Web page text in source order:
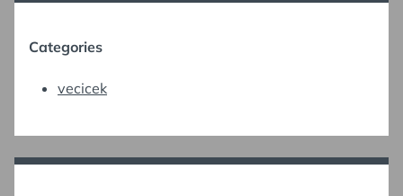
Categories
vecicek